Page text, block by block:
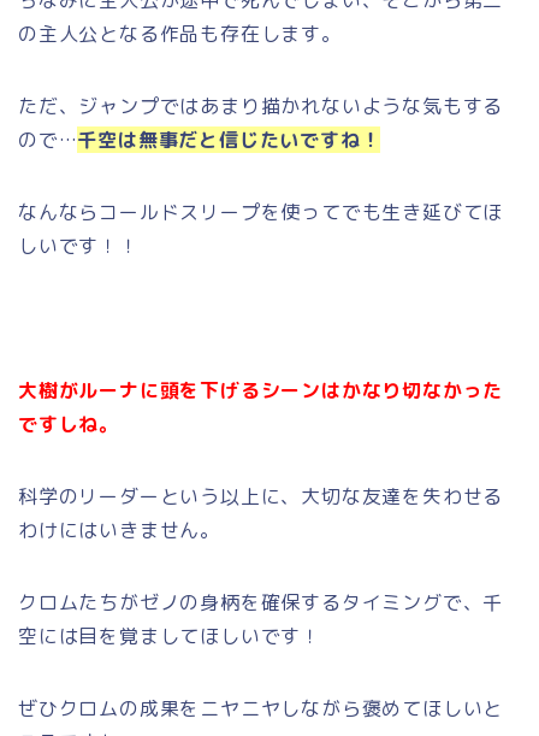
の主人公となる作品も存在します。
ただ、ジャンプではあまり描かれないような気もする
ので…千空は無事だと信じたいですね！
なんならコールドスリープを使ってでも生き延びてほ
しいです！！
大樹がルーナに頭を下げるシーンはかなり切なかった
ですしね。
科学のリーダーという以上に、大切な友達を失わせる
わけにはいきません。
クロムたちがゼノの身柄を確保するタイミングで、千
空には目を覚ましてほしいです！
ぜひクロムの成果をニヤニヤしながら褒めてほしいと